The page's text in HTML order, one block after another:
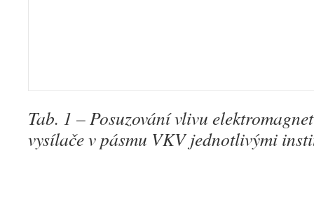
Tab. 1 – Posuzování vlivu
vysílače v pásmu VKV jednotlivými